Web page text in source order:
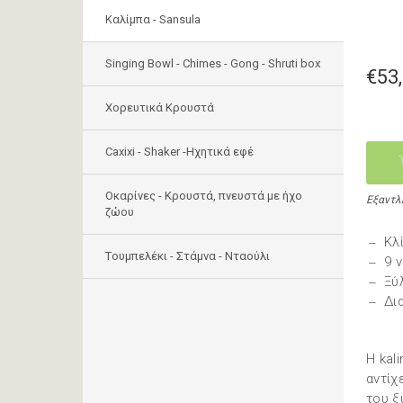
Καλίμπα - Sansula
Singing Bowl - Chimes - Gong - Shruti box
Χορευτικά Κρουστά
Caxixi - Shaker -Ηχητικά εφέ
Οκαρίνες - Κρουστά, πνευστά με ήχο
ζώου
Tουμπελέκι - Στάμνα - Νταούλι
9
H
του